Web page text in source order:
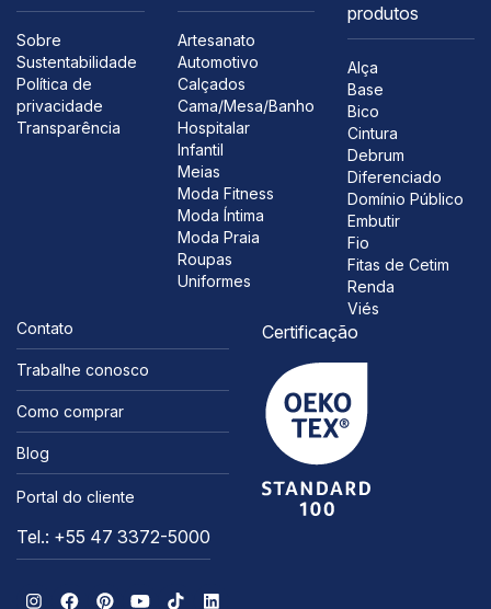
Sobre
Sustentabilidade
Política de
privacidade
Transparência
Artesanato
Automotivo
Calçados
Cama/Mesa/Banho
Hospitalar
Infantil
Meias
Moda Fitness
Moda Íntima
Moda Praia
Roupas
Uniformes
produtos
Alça
Base
Bico
Cintura
Debrum
Diferenciado
Domínio Público
Embutir
Fio
Fitas de Cetim
Renda
Viés
Contato
Trabalhe conosco
Como comprar
Blog
Portal do cliente
Tel.: +55 47 3372-5000
Certificação